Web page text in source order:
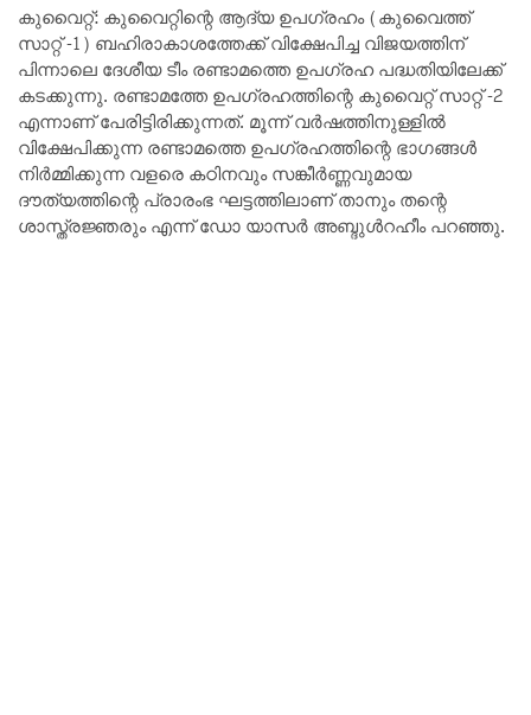
കുവൈറ്റ്: കുവൈറ്റിന്റെ ആദ്യ ഉപഗ്രഹം (കുവൈത്ത്
സാറ്റ് -1) ബഹിരാകാശത്തേക്ക് വിക്ഷേപിച്ച വിജയത്തിന്
പിന്നാലെ ദേശീയ ടീം രണ്ടാമത്തെ ഉപഗ്രഹ പദ്ധതിയിലേക്ക്
കടക്കുന്നു. രണ്ടാമത്തേ ഉപഗ്രഹത്തിന്റെ കുവൈറ്റ് സാറ്റ് -2
എന്നാണ് പേരിട്ടിരിക്കുന്നത്. മൂന്ന് വർഷത്തിനുള്ളിൽ
വിക്ഷേപിക്കുന്ന രണ്ടാമത്തെ ഉപഗ്രഹത്തിന്റെ ഭാഗങ്ങൾ
നിർമ്മിക്കുന്ന വളരെ കഠിനവും സങ്കീർണ്ണവുമായ
ദൗത്യത്തിന്റെ പ്രാരംഭ ഘട്ടത്തിലാണ് താനും തന്റെ
ശാസ്ത്രജ്ഞരും എന്ന് ഡോ യാസർ അബ്ദുൾറഹീം പറഞ്ഞു.